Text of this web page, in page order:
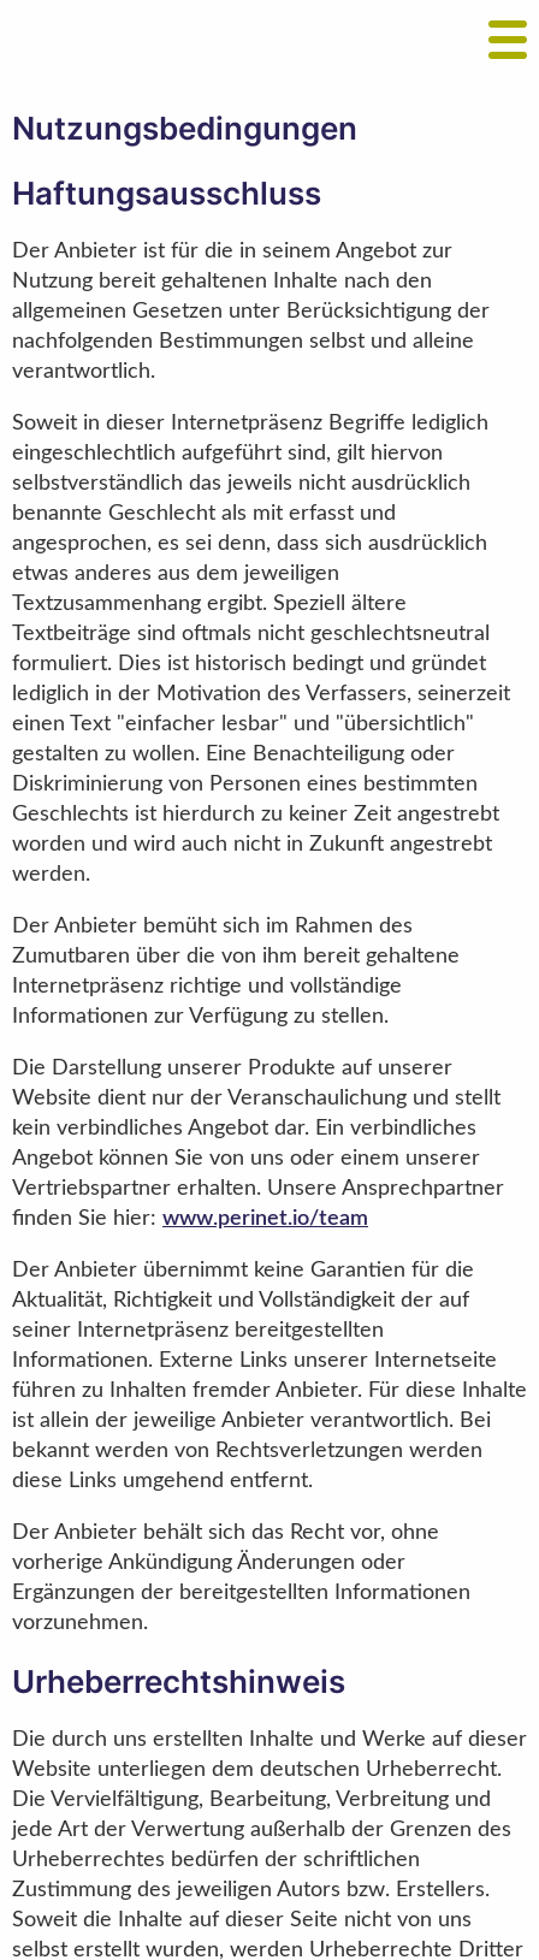
Nutzungsbedingungen
Haftungsausschluss
Der Anbieter ist für die in seinem Angebot zur
Nutzung bereit gehaltenen Inhalte nach den
allgemeinen Gesetzen unter Berücksichtigung der
nachfolgenden Bestimmungen selbst und alleine
verantwortlich.
Soweit in dieser Internetpräsenz Begriffe lediglich
eingeschlechtlich aufgeführt sind, gilt hiervon
selbstverständlich das jeweils nicht ausdrücklich
benannte Geschlecht als mit erfasst und
angesprochen, es sei denn, dass sich ausdrücklich
etwas anderes aus dem jeweiligen
Textzusammenhang ergibt. Speziell ältere
Textbeiträge sind oftmals nicht geschlechtsneutral
formuliert. Dies ist historisch bedingt und gründet
lediglich in der Motivation des Verfassers, seinerzeit
einen Text "einfacher lesbar" und "übersichtlich"
gestalten zu wollen. Eine Benachteiligung oder
Diskriminierung von Personen eines bestimmten
Geschlechts ist hierdurch zu keiner Zeit angestrebt
worden und wird auch nicht in Zukunft angestrebt
werden.
Der Anbieter bemüht sich im Rahmen des
Zumutbaren über die von ihm bereit gehaltene
Internetpräsenz richtige und vollständige
Informationen zur Verfügung zu stellen.
Die Darstellung unserer Produkte auf unserer
Website dient nur der Veranschaulichung und stellt
kein verbindliches Angebot dar. Ein verbindliches
Angebot können Sie von uns oder einem unserer
Vertriebspartner erhalten. Unsere Ansprechpartner
finden Sie hier: www.perinet.io/team
Der Anbieter übernimmt keine Garantien für die
Aktualität, Richtigkeit und Vollständigkeit der auf
seiner Internetpräsenz bereitgestellten
Informationen. Externe Links unserer Internetseite
führen zu Inhalten fremder Anbieter. Für diese Inhalte
ist allein der jeweilige Anbieter verantwortlich. Bei
bekannt werden von Rechtsverletzungen werden
diese Links umgehend entfernt.
Der Anbieter behält sich das Recht vor, ohne
vorherige Ankündigung Änderungen oder
Ergänzungen der bereitgestellten Informationen
vorzunehmen.
Urheberrechtshinweis
Die durch uns erstellten Inhalte und Werke auf dieser
Website unterliegen dem deutschen Urheberrecht.
Die Vervielfältigung, Bearbeitung, Verbreitung und
jede Art der Verwertung außerhalb der Grenzen des
Urheberrechtes bedürfen der schriftlichen
Zustimmung des jeweiligen Autors bzw. Erstellers.
Soweit die Inhalte auf dieser Seite nicht von uns
selbst erstellt wurden, werden Urheberrechte Dritter